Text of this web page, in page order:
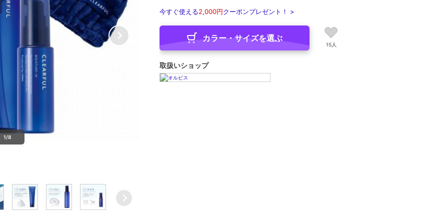
1/8
今すぐ使える2,000円クーポンプレゼント！ >
カラー・サイズを選ぶ
15人
取扱いショップ